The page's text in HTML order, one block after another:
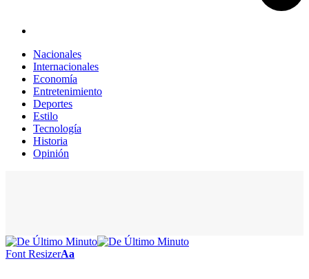
Nacionales
Internacionales
Economía
Entretenimiento
Deportes
Estilo
Tecnología
Historia
Opinión
Font ResizerAa